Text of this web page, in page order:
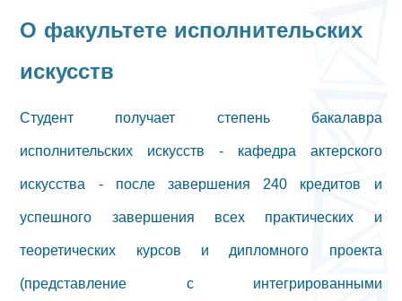
О факультете исполнительских
искусств
Студент получает степень бакалавра
исполнительских искусств - кафедра актерского
искусства - после завершения 240 кредитов и
успешного завершения всех практических и
теоретических курсов и дипломного проекта
(представление с интегрированными